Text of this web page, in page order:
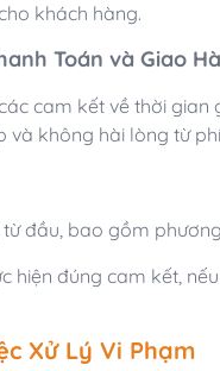
khách hàng.
Toán và Giao
cam kết về thời
không hài lòng từ
đầu, bao gồm
đúng cam kết,
Xử Lý Vi Phạm